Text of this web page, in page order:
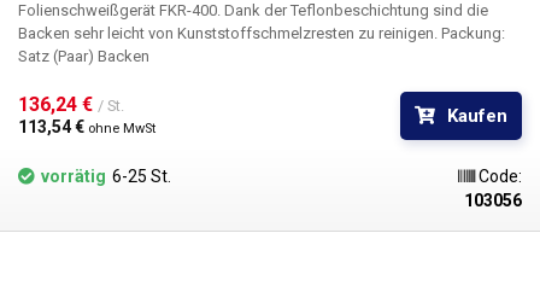
Folienschweißgerät FKR-400. Dank der Teflonbeschichtung sind die
Backen sehr leicht von Kunststoffschmelzresten zu reinigen. Packung:
Satz (Paar) Backen
136,24 € / St.
113,54 € ohne MwSt
Kaufen
vorrätig 6-25 St.
Code:
103056